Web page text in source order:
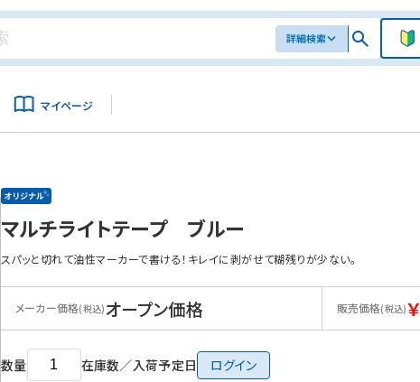
詳細検索
マイページ
マルチライトテープ ブルー
スパッと切れて油性マーカーで書ける！キレイに剥がせて糊残りが少ない。
メーカー価格(税込)オープン価格 販売価格(税込)￥
数量 在庫数／入荷予定日 ログイン